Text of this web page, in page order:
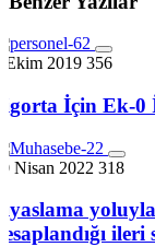
Ekim 2019 356
İçin Ek-0
Nisan 2022 318